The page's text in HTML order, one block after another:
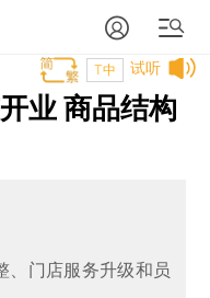
试听
T中
业 商品结构
、门店服务升级和员